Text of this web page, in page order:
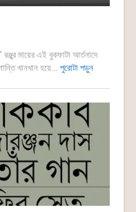
মায়ের এই বুকফাটা আর্তনাদে
খানখান হয়ে... পুরোটা পড়ুন